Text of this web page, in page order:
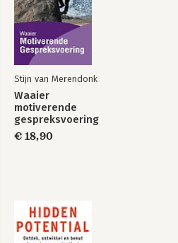
Stijn van Merendonk
Waaier
motiverende
gespreksvoering
€ 18,90